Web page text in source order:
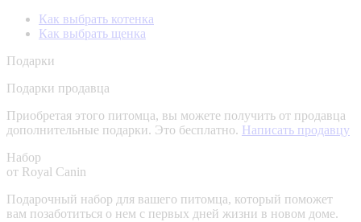
Как выбрать котенка
Как выбрать щенка
Подарки
Подарки продавца
Приобретая этого питомца, вы можете получить от продавца
дополнительные подарки. Это бесплатно. Написать продавцу
Набор
от Royal Canin
Подарочный набор для вашего питомца, который поможет
вам позаботиться о нем с первых дней жизни в новом доме.